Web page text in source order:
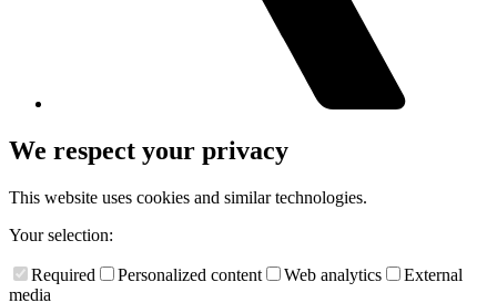
We respect your privacy
This website uses cookies and similar technologies.
Your selection:
Required Personalized content Web analytics
External
media